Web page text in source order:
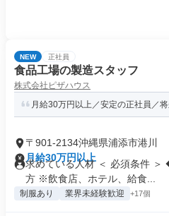
NEW 正社員
食品工場の製造スタッフ
株式会社ピザハウス
月給30万円以上／安定の正社員／
〒901-2134沖縄県浦添市港川
月給30万円以上
求めている人材 ＜ 必須条件
方 ※飲食店、ホテル、給食...
制服あり 業界未経験歓迎 +17個